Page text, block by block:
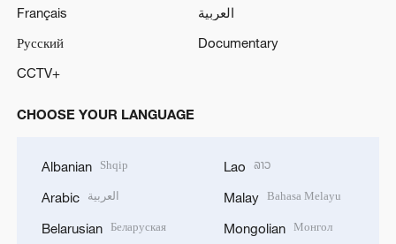
Français
العربية
Русский
Documentary
CCTV+
CHOOSE YOUR LANGUAGE
Albanian Shqip
Arabic العربية
Belarusian Беларуская
Lao ລາວ
Malay Bahasa Melayu
Mongolian Монгол